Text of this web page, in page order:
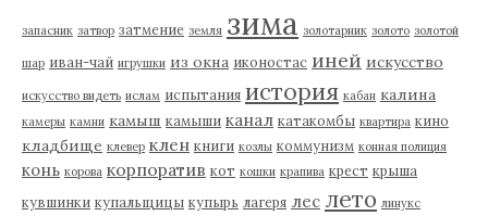
запасник затвор затмение земля зима золотарник золото золотой
шар иван-чай игрушки из окна иконостас иней искусство
искусство видеть ислам испытания история кабан калина
камеры камни камыш камыши канал катакомбы квартира кино
кладбище клевер клен книги козлы коммунизм конная полиция
конь корова корпоратив кот кошки крапива крест крыша
кувшинки купальщицы купырь лагеря лес лето линукс